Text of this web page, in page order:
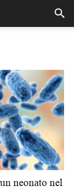
neonato nel